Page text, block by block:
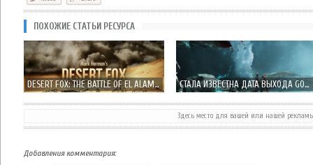
ПОХОЖИЕ СТАТЬИ РЕСУРСА
DESERT FOX: THE BATTLE OF EL ALAMEIN НОВЫЕ ПОДРОБНОСТИ СТАЛА ИЗВЕСТНА ДАТА ВЫХОДА GODFIRE: RISE OF PROMETHEUS В APP STORE
Здесь место для вашей или нашей
Добавления комментария: